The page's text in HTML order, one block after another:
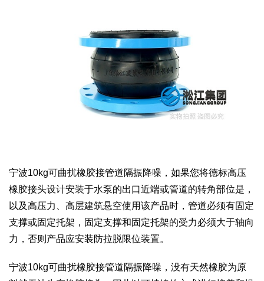
宁波10kg可曲扰橡胶接管道隔振降噪，如果您将德标高压
橡胶接头设计安装于水泵的出口近端或管道的转角部位是，
以及高压力、高层建筑悬空使用该产品时，管道必须有固定
支撑或固定托架，固定支撑和固定托架的受力必须大于轴向
力，否则产品应安装防拉脱限位装置。
宁波10kg可曲扰橡胶接管道隔振降噪，没有天然橡胶为原